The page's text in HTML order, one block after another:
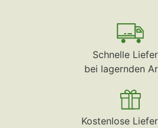
Schnelle
bei lagernden
Kostenlose